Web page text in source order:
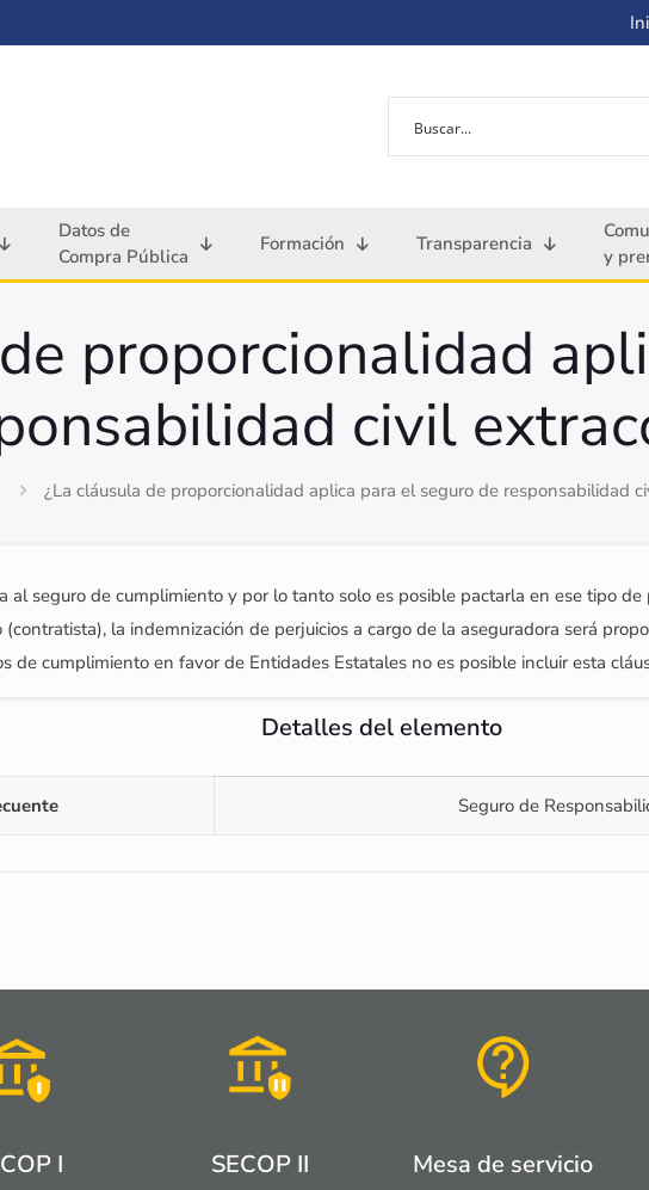
Datos de
Compra Pública
Formación Transparencia
y
proporcionalidad
civil
¿La cláusula de proporcionalidad aplica para el seguro de responsabilidad
al seguro de cumplimiento y por lo tanto solo es posible pactarla en ese tipo
la indemnización de perjuicios a cargo de la aseguradora será
de cumplimiento en favor de Entidades Estatales no es posible incluir esta
Detalles del elemento
Seguro de
I SECOP II Mesa de servicio